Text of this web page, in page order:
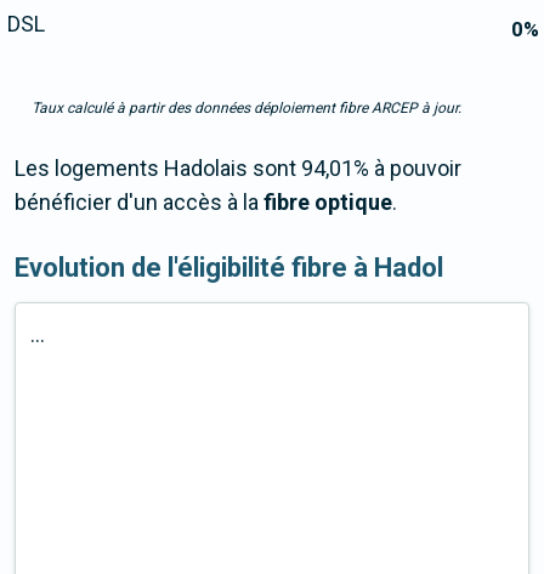
0%
DSL
Taux calculé à partir des données déploiement fibre ARCEP à jour.
Les logements Hadolais sont 94,01% à pouvoir
bénéficier d'un accès à lafibre optique.
Evolution de l'éligibilité fibre à Hadol
...